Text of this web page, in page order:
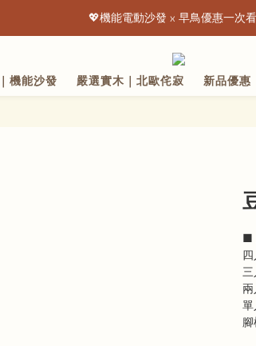
💖機能電動沙發 x 早鳥優惠一次看
💖機能電動沙發 x 早鳥優惠一次看
出清特惠最低下殺3折起 ✨
💖機能電動沙發 x 早鳥優惠一次看
機能沙發
嚴選實木｜北歐侘寂 新品優惠
■